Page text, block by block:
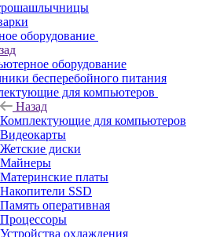
оборудование
оборудование
бесперебойного питания
для компьютеров
Назад
Комплектующие для компьютеров
Видеокарты
Жетские диски
Майнеры
Материнские платы
Накопители SSD
Память оперативная
Процессоры
Устройства охлаждения